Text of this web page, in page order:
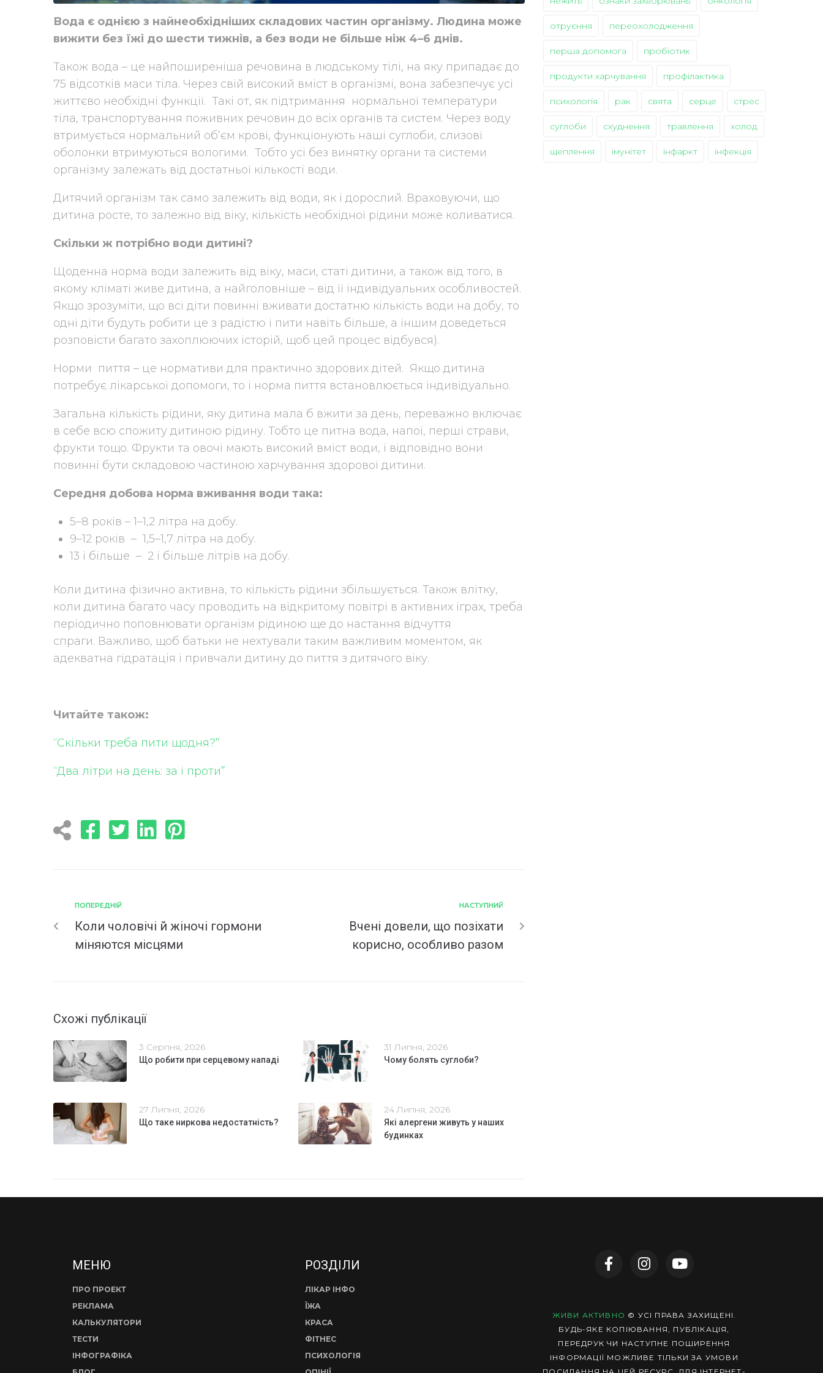
Вода є однією з найнеобхідніших складових частин організму. Людина може
вижити без їжі до шести тижнів, а без води не більше ніж 4–6 днів.
Також вода – це найпоширеніша речовина в людському тілі, на яку припадає до
75 відсотків маси тіла. Через свій високий вміст в організмі, вона забезпечує усі
життєво необхідні функції. Такі от, як підтримання нормальної температури
тіла, транспортування поживних речовин до всіх органів та систем. Через воду
втримується нормальний об’єм крові, функціонують наші суглоби, слизові
оболонки втримуються вологими. Тобто усі без винятку органи та системи
організму залежать від достатньої кількості води.
Дитячий організм так само залежить від води, як і дорослий. Враховуючи, що
дитина росте, то залежно від віку, кількість необхідної рідини може коливатися.
Скільки ж потрібно води дитині?
Щоденна норма води залежить від віку, маси, статі дитини, а також від того, в
якому кліматі живе дитина, а найголовніше – від її індивідуальних особливостей.
Якщо зрозуміти, що всі діти повинні вживати достатню кількість води на добу, то
одні діти будуть робити це з радістю і пити навіть більше, а іншим доведеться
розповісти багато захоплюючих історій, щоб цей процес відбувся).
Норми пиття – це нормативи для практично здорових дітей. Якщо дитина
потребує лікарської допомоги, то і норма пиття встановлюється індивідуально.
Загальна кількість рідини, яку дитина мала б вжити за день, переважно включає
в себе всю спожиту дитиною рідину. Тобто це питна вода, напої, перші страви,
фрукти тощо. Фрукти та овочі мають високий вміст води, і відповідно вони
повинні бути складовою частиною харчування здорової дитини.
Середня добова норма вживання води така:
5–8 років – 1–1,2 літра на добу.
9–12 років – 1,5–1,7 літра на добу.
13 і більше – 2 і більше літрів на добу.
Коли дитина фізично активна, то кількість рідини збільшується. Також влітку,
коли дитина багато часу проводить на відкритому повітрі в активних іграх, треба
періодично поповнювати організм рідиною ще до настання відчуття
спраги. Важливо, щоб батьки не нехтували таким важливим моментом, як
адекватна гідратація і привчали дитину до пиття з дитячого віку.
Читайте також:
“Скільки треба пити щодня?”
“Два літри на день: за і проти”
ПОПЕРЕДНІЙ
Коли чоловічі й жіночі гормони
міняются місцями
НАСТУПНИЙ
Вчені довели, що позіхати
корисно, особливо разом
Схожі публікації
3 Серпня, 2026
Що робити при серцевому нападі
31 Липня, 2026
Чому болять суглоби?
27 Липня, 2026
Що таке ниркова недостатність?
24 Липня, 2026
Які алергени живуть у наших
будинках
отруєння переохолодження
перша допомога пробіотик
продукти харчування профілактика
психологія рак свята серце стрес
суглоби схуднення травлення холод
щеплення імунітет інфаркт інфекція
МЕНЮ
ПРО ПРОЕКТ
РЕКЛАМА
КАЛЬКУЛЯТОРИ
ТЕСТИ
ІНФОГРАФІКА
РОЗДІЛИ
ЛІКАР ІНФО
ЇЖА
КРАСА
ФІТНЕС
ПСИХОЛОГІЯ
ЖИВИ АКТИВНО © УСІ ПРАВА ЗАХИЩЕНІ.
БУДЬ-ЯКЕ КОПІЮВАННЯ, ПУБЛІКАЦІЯ,
ПЕРЕДРУК ЧИ НАСТУПНЕ ПОШИРЕННЯ
ІНФОРМАЦІЇ МОЖЛИВЕ ТІЛЬКИ ЗА УМОВИ